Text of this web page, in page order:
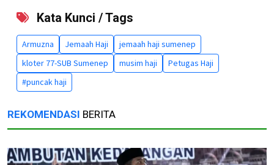
Kata Kunci / Tags
Armuzna Jemaah Haji
jemaah haji sumenep
kloter 77-SUB Sumenep
musim haji
Petugas Haji
#puncak haji
REKOMENDASI BERITA